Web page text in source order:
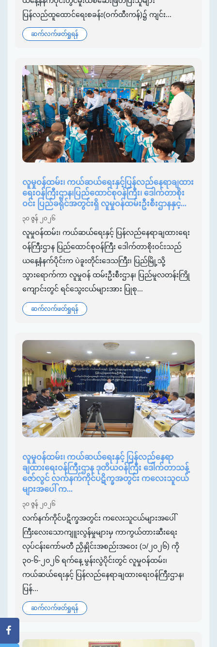
ပြန်လည်ထူထောင်ရေးစခန်း(ဝက်ထီးကန်)၌ ကျင်း...
ဆက်လက်ဖတ်ရှုရန်
လူမှုဝန်ထမ်း၊ ကယ်ဆယ်ရေးနှင့်ပြန်လည်နေရာချထား
ရေးဝန်ကြီးဌာန၊ပြည်ထောင်စုဝန်ကြီး၊ ဒေါက်တာစိုး
ဝင်း ပြည်ခရိုင်အတွင်းရှိ လူမှုဝန်ထမ်းဦးစီးဌာနနှင့...
၃၀ ဇွန် ၂၀၂၆
လူမှုဝန်ထမ်း၊ ကယ်ဆယ်ရေးနှင့် ပြန်လည်နေရာချထားရေး
ဝန်ကြီးဌာန ပြည်ထောင်စုဝန်ကြီး ဒေါက်တာစိုးဝင်းသည်
ယနေ့နံနက်ပိုင်းက ပဲခူးတိုင်းဒေသကြီး၊ ပြည်မြို့သို့
သွားရောက်ကာ လူမှုဝန် ထမ်းဦးစီးဌာန၊ ပြည်မူလတန်းကြို
ကျောင်းတွင် ရင်သွေးငယ်များအား ပြုစု...
ဆက်လက်ဖတ်ရှုရန်
လူမှုဝန်ထမ်း၊ ကယ်ဆယ်ရေးနှင့် ပြန်လည်နေရာ
ချထားရေးဝန်ကြီးဌာန ဒုတိယဝန်ကြီး ဒေါက်တာသန့်
ဇော်လွင် လက်နက်ကိုင်ပဋိက္ခအတွင်း ကလေးသူငယ်
များအပေါ် က...
၃၀ ဇွန် ၂၀၂၆
လက်နက်ကိုင်ပဋိက္ခအတွင်း ကလေးသူငယ်များအပေါ်
ကြီးလေးသောကျူးလွန်မှုများမှ ကာကွယ်တားဆီးရေး
လုပ်ငန်းကော်မတီ ညှိနှိုင်းအစည်းအဝေး (၁/၂၀၂၆) ကို
၃၀-၆-၂၀၂၆ ရက်နေ့ မွန်းလွဲပိုင်းတွင် လူမှုဝန်ထမ်း၊
ကယ်ဆယ်ရေးနှင့် ပြန်လည်နေရာချထားရေးဝန်ကြီးဌာန၊
ပြန်...
ဆက်လက်ဖတ်ရှုရန်